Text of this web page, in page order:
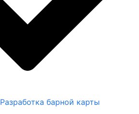
Разработка барной карты